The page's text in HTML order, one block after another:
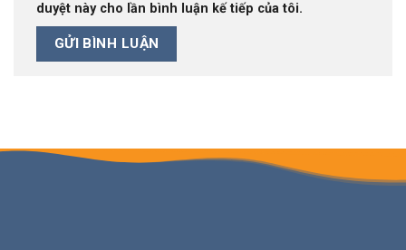
duyệt này cho lần bình luận kế tiếp của tôi.